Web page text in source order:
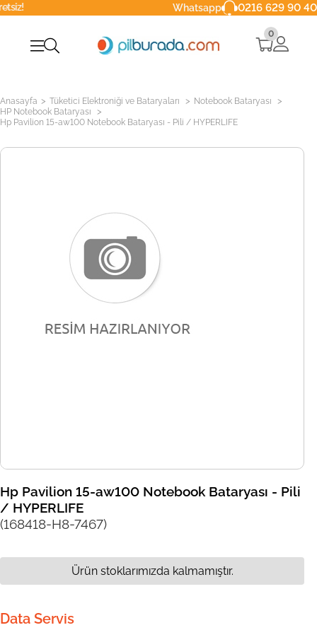
Whatsapp 0216 629 90 40
0
Anasayfa > Tüketici Elektroniği ve Bataryaları > Notebook Bataryası >
HP Notebook Bataryası >
Hp Pavilion 15-aw100 Notebook Bataryası - Pili / HYPERLIFE
Hp Pavilion 15-aw100 Notebook Bataryası - Pili
/ HYPERLIFE
(168418-H8-7467)
Data Servis
Ürün stoklarımızda kalmamıştır.